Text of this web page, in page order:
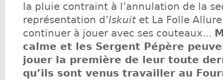
la pluie contraint à l’annulation de la
représentation d’Iskuitet La Folle
continuer à jouer avec ses couteaux...
calme et les Sergent Pépère
jouer la première de leur toute
qu’ils sont venus travailler au